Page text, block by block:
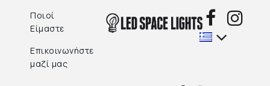
Ποιοί
Είμαστε
Επικοινωνήστε
μαζί μας